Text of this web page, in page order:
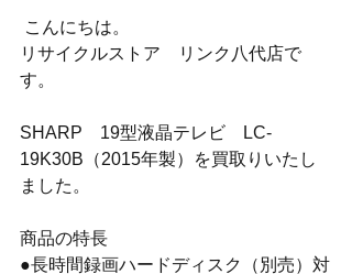
こんにちは。
リサイクルストア　リンク八代店で
す。
SHARP　19型液晶テレビ　LC-
19K30B（2015年製）を買取りいたし
ました。
商品の特長
●長時間録画ハードディスク（別売）対